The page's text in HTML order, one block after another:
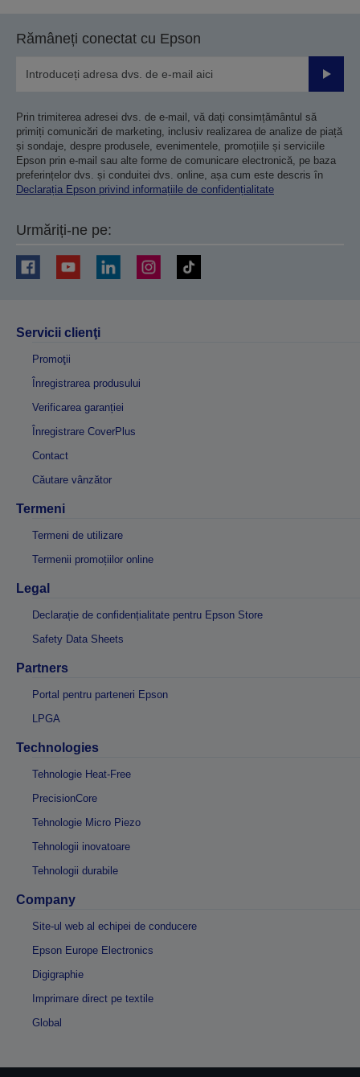
Rămâneți conectat cu Epson
Prin trimiterea adresei dvs. de e-mail, vă dați consimțământul să
primiți comunicări de marketing, inclusiv realizarea de analize de piață
și sondaje, despre produsele, evenimentele, promoțiile și serviciile
Epson prin e-mail sau alte forme de comunicare electronică, pe baza
preferințelor dvs. și conduitei dvs. online, așa cum este descris în
Declarația Epson privind informațiile de confidențialitate
Urmăriți-ne pe:
Servicii clienţi
Promoţii
Înregistrarea produsului
Verificarea garanției
Înregistrare CoverPlus
Contact
Căutare vânzător
Termeni
Termeni de utilizare
Termenii promoțiilor online
Legal
Declarație de confidențialitate pentru Epson Store
Safety Data Sheets
Partners
Portal pentru parteneri Epson
LPGA
Technologies
Tehnologie Heat-Free
PrecisionCore
Tehnologie Micro Piezo
Tehnologii inovatoare
Tehnologii durabile
Company
Site-ul web al echipei de conducere
Epson Europe Electronics
Digigraphie
Imprimare direct pe textile
Global